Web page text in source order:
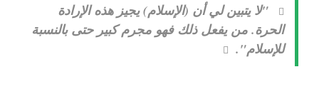
"لا يتبين لي أن (الإسلام) يجيز هذه الإرادة
الحرة. من يفعل ذلك فهو مجرم كبير حتى بالنسبة
للإسلام".